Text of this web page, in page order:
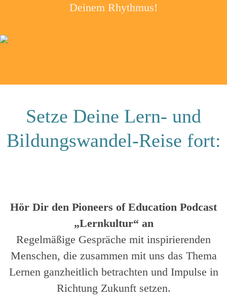
Deinem Rhythmus!
Setze Deine Lern- und
Bildungswandel-Reise fort:
Hör Dir den Pioneers of Education Podcast
„Lernkultur“ an
Regelmäßige Gespräche mit inspirierenden
Menschen, die zusammen mit uns das Thema
Lernen ganzheitlich betrachten und Impulse in
Richtung Zukunft setzen.